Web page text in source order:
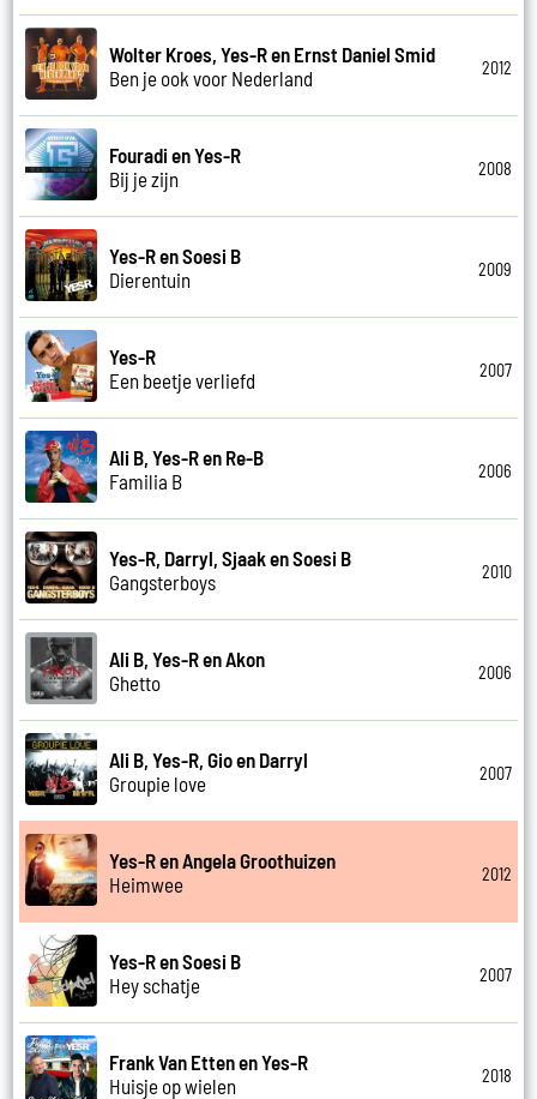
Wolter Kroes, Yes-R en Ernst Daniel Smid
Ben je ook voor Nederland
2012
Fouradi en Yes-R
Bij je zijn
2008
Yes-R en Soesi B
Dierentuin
2009
Yes-R
Een beetje verliefd
2007
Ali B, Yes-R en Re-B
Familia B
2006
Yes-R, Darryl, Sjaak en Soesi B
Gangsterboys
2010
Ali B, Yes-R en Akon
Ghetto
2006
Ali B, Yes-R, Gio en Darryl
Groupie love
2007
Yes-R en Angela Groothuizen
Heimwee
2012
Yes-R en Soesi B
Hey schatje
2007
Frank Van Etten en Yes-R
Huisje op wielen
2018